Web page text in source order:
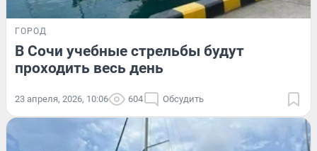
ГОРОД
В Сочи учебные стрельбы будут
проходить весь день
23 апреля, 2026, 10:06 604 Обсудить